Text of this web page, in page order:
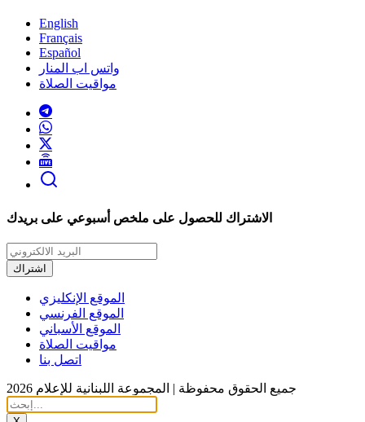
English
Français
Español
واتس اب المنار
مواقيت الصلاة
الاشتراك للحصول على ملخص أسبوعي على بريدك
اشتراك
الموقع الإنكليزي
الموقع الفرنسي
الموقع الأسباني
مواقيت الصلاة
اتصل بنا
جميع الحقوق محفوظة | المجموعة اللبنانية للإعلام 2026